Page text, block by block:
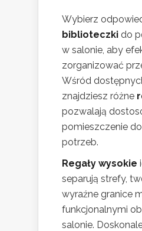
Wybierz
biblioteczki do
w salonie, aby
zorganizować
Wśród
znajdziesz różne
pozwalają
pomieszczenie
potrzeb.
Regały wysokie
separują strefy,
wyraźne granice
funkcjonalnymi
salonie.